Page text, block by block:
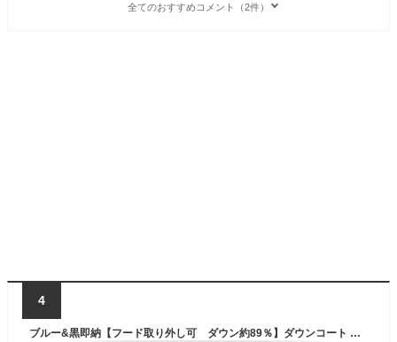
全てのおすすめコメント（2件）
4
ブルー&黒即納【フード取り外し可 ダウン約89％】ダウンコート 子供服 キッズ 冬用 防寒アウター 男の子 カッコイイ ダウンコート 冬用 ダウンジャケット 防寒/秋冬/通園/通学 ジュニア ダウンコート 130CM 140CM 150CM 160CM 170CM 選べる5色 フード取り外し可 汚れにくい